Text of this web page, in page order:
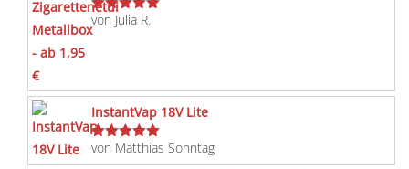
Bewertet
mit
von Julia R.
InstantVap 18V Lite
Bewertet
mit5von 5
von Matthias Sonntag